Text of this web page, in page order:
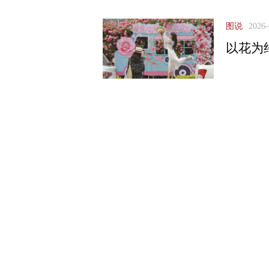
图说
以花为